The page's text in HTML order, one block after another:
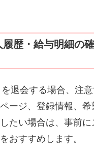
歴・給与明細の
退会する場合、注
ージ、登録情報、
たい場合は、事前
おすすめします。